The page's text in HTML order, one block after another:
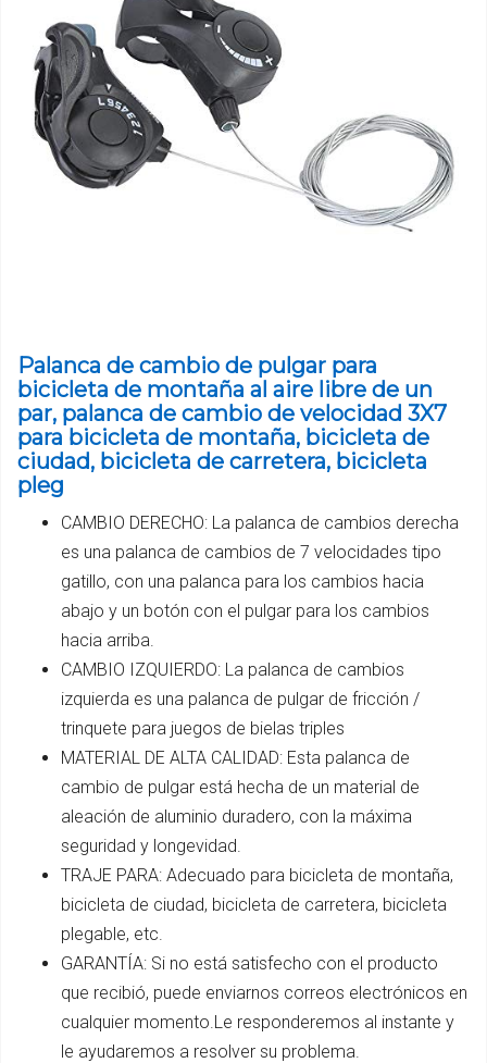
Palanca de cambio de pulgar para
bicicleta de montaña al aire libre de un
par, palanca de cambio de velocidad 3X7
para bicicleta de montaña, bicicleta de
ciudad, bicicleta de carretera, bicicleta
pleg
CAMBIO DERECHO: La palanca de cambios derecha
es una palanca de cambios de 7 velocidades tipo
gatillo, con una palanca para los cambios hacia
abajo y un botón con el pulgar para los cambios
hacia arriba.
CAMBIO IZQUIERDO: La palanca de cambios
izquierda es una palanca de pulgar de fricción /
trinquete para juegos de bielas triples
MATERIAL DE ALTA CALIDAD: Esta palanca de
cambio de pulgar está hecha de un material de
aleación de aluminio duradero, con la máxima
seguridad y longevidad.
TRAJE PARA: Adecuado para bicicleta de montaña,
bicicleta de ciudad, bicicleta de carretera, bicicleta
plegable, etc.
GARANTÍA: Si no está satisfecho con el producto
que recibió, puede enviarnos correos electrónicos en
cualquier momento.Le responderemos al instante y
le ayudaremos a resolver su problema.